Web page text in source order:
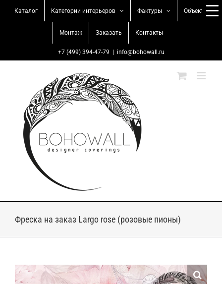
Каталог Категории интерьеров Фактуры Объекты
Монтаж Заказать Контакты
+7 (499) 394-47-79 info@bohowall.ru
Фреска на заказ Largo rose (розовые пионы)